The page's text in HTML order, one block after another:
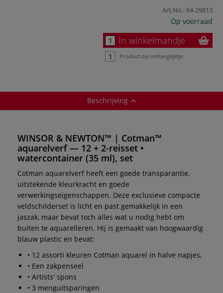
Art.No.: 64-29813
Op voorraad
In winkelmandje
Product op verlanglijstje
Beschrijving
WINSOR & NEWTON™ | Cotman™
aquarelverf — 12 + 2-reisset •
watercontainer (35 ml), set
Cotman aquarelverf heeft een goede transparantie,
uitstekende kleurkracht en goede
verwerkingseigenschappen. Deze exclusieve compacte
veldschilderset is licht en past gemakkelijk in een
jaszak, maar bevat toch alles wat u nodig hebt om
buiten te aquarelleren. Hij is gemaakt van hoogwaardig
blauw plastic en bevat:
• 12 assorti kleuren Cotman aquarel in halve napjes,
• Een zakpenseel
• Artists' spons
• 3 menguitsparingen